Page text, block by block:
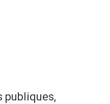
publiques,